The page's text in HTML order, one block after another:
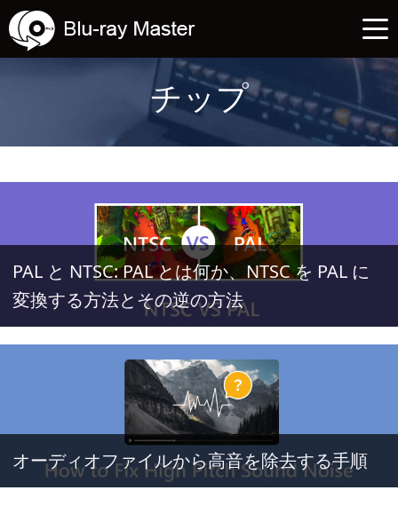
チップ
PAL と NTSC: PAL とは何か、NTSC を PAL に
変換する方法とその逆の方法
オーディオファイルから高音を除去する手順